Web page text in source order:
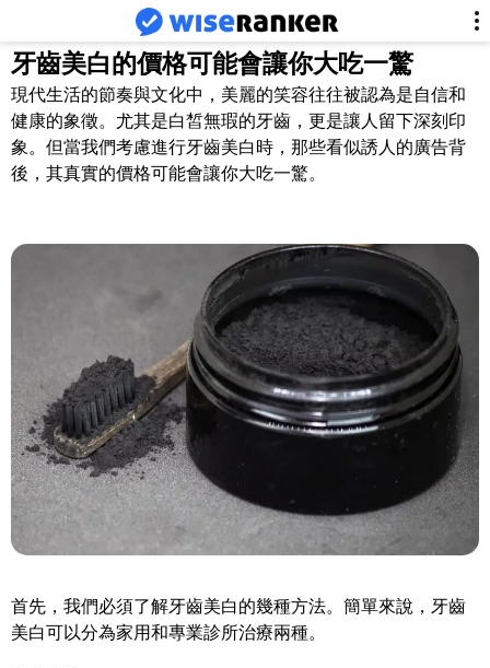
牙齒美白的價格可能會讓你大吃一驚
現代生活的節奏與文化中，美麗的笑容往往被認為是自信和
健康的象徵。尤其是白皙無瑕的牙齒，更是讓人留下深刻印
象。但當我們考慮進行牙齒美白時，那些看似誘人的廣告背
後，其真實的價格可能會讓你大吃一驚。
首先，我們必須了解牙齒美白的幾種方法。簡單來說，牙齒
美白可以分為家用和專業診所治療兩種。